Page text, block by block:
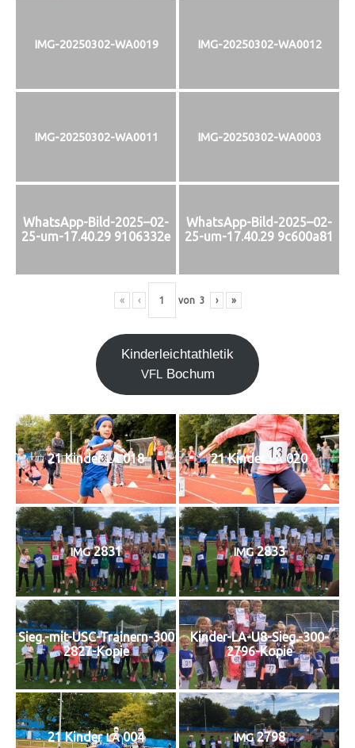
IMG-20250302-WA0019 IMG-20250302-WA0012
IMG-20250302-WA0011 IMG-20250302-WA0003
WhatsApp-Bild-2025–02-
25-um-17.40.29 9106332e
WhatsApp-Bild-2025–02-
25-um-17.40.29 9c600a81
« ‹ von 3 › »
Kin­der­leicht­ath­le­tik
VFLBochum
21 Kin­derLA018 21 Kin­der LA 020
IMG2831 IMG2833
Sieg.-mit-USC-Trainern-300
2827-Kopie
Kinder-LA-U8-Sieg.-300-
2796-Kopie
21 Kin­derLA004 IMG2798